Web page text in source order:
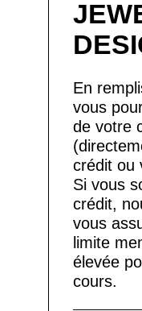
En
vous
de votre
crédit ou
Si vous
crédit,
vous
limite
élevée
cours.